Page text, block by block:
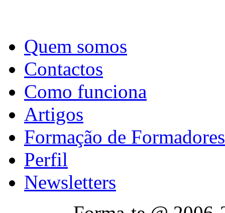
Quem somos
Contactos
Como funciona
Artigos
Formação de Formadores
Perfil
Newsletters